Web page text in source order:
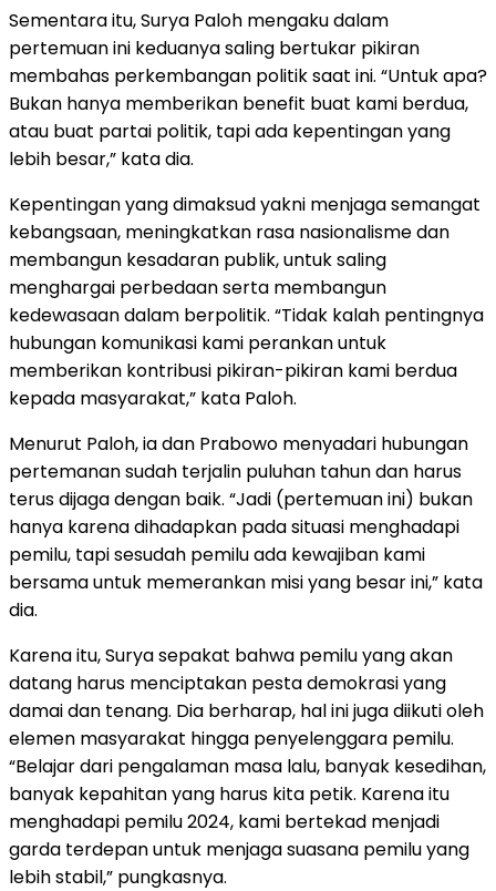
Sementara itu, Surya Paloh mengaku dalam
pertemuan ini keduanya saling bertukar pikiran
membahas perkembangan politik saat ini. “Untuk apa?
Bukan hanya memberikan benefit buat kami berdua,
atau buat partai politik, tapi ada kepentingan yang
lebih besar,” kata dia.
Kepentingan yang dimaksud yakni menjaga semangat
kebangsaan, meningkatkan rasa nasionalisme dan
membangun kesadaran publik, untuk saling
menghargai perbedaan serta membangun
kedewasaan dalam berpolitik. “Tidak kalah pentingnya
hubungan komunikasi kami perankan untuk
memberikan kontribusi pikiran-pikiran kami berdua
kepada masyarakat,” kata Paloh.
Menurut Paloh, ia dan Prabowo menyadari hubungan
pertemanan sudah terjalin puluhan tahun dan harus
terus dijaga dengan baik. “Jadi (pertemuan ini) bukan
hanya karena dihadapkan pada situasi menghadapi
pemilu, tapi sesudah pemilu ada kewajiban kami
bersama untuk memerankan misi yang besar ini,” kata
dia.
Karena itu, Surya sepakat bahwa pemilu yang akan
datang harus menciptakan pesta demokrasi yang
damai dan tenang. Dia berharap, hal ini juga diikuti oleh
elemen masyarakat hingga penyelenggara pemilu.
“Belajar dari pengalaman masa lalu, banyak kesedihan,
banyak kepahitan yang harus kita petik. Karena itu
menghadapi pemilu 2024, kami bertekad menjadi
garda terdepan untuk menjaga suasana pemilu yang
lebih stabil,” pungkasnya.